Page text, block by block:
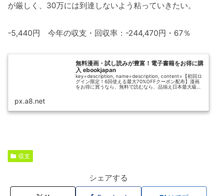
が厳しく、30万には到達しないよう粘っていきたい。
-5,440円 今年の収支・回収率：-244,470円・67％
無料漫画・試し読みが豊富！電子書籍をお得に購
入 ebookjapan
key=description, name=description, content=【初回ロ
グイン限定！6回使える最大70%OFFクーポン配布】漫画
をお得に買うなら、無料で読むなら、品揃え日本最大級
px.a8.net
収支
シェアする